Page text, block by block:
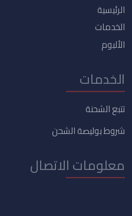
الرئيسية
الخدمات
الألبوم
الخدمات
تتبع الشحنة
شروط بوليصة الشحن
معلومات الاتصال